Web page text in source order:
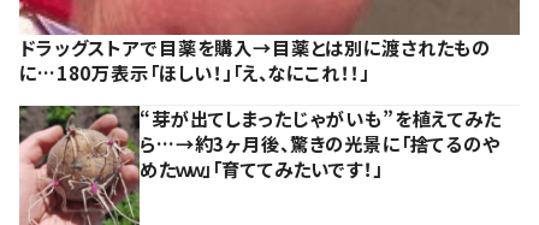
ドラッグストアで目薬を購入→目薬とは別に渡されたもの
に…180万表示「ほしい！」「え、なにこれ！！」
“芽が出てしまったじゃがいも”を植えてみた
ら…→約3ヶ月後、驚きの光景に「捨てるのや
めたｗｗ」「育ててみたいです！」